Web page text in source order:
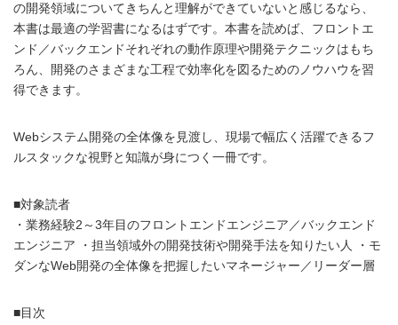
の開発領域についてきちんと理解ができていないと感じるなら、
本書は最適の学習書になるはずです。本書を読めば、フロントエ
ンド／バックエンドそれぞれの動作原理や開発テクニックはもち
ろん、開発のさまざまな工程で効率化を図るためのノウハウを習
得できます。
Webシステム開発の全体像を見渡し、現場で幅広く活躍できるフ
ルスタックな視野と知識が身につく一冊です。
■対象読者
・業務経験2～3年目のフロントエンドエンジニア／バックエンド
エンジニア ・担当領域外の開発技術や開発手法を知りたい人 ・モ
ダンなWeb開発の全体像を把握したいマネージャー／リーダー層
■目次